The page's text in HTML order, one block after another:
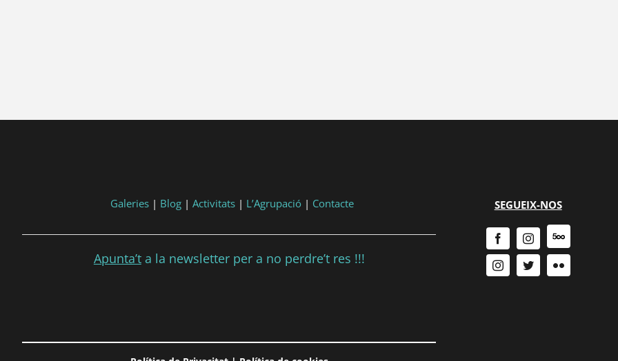
Galeries| Blog| Activitats| L’Agrupació| Contacte
Apunta’ta la newsletter per a no perdre’t res !!!
SEGUEIX-NOS